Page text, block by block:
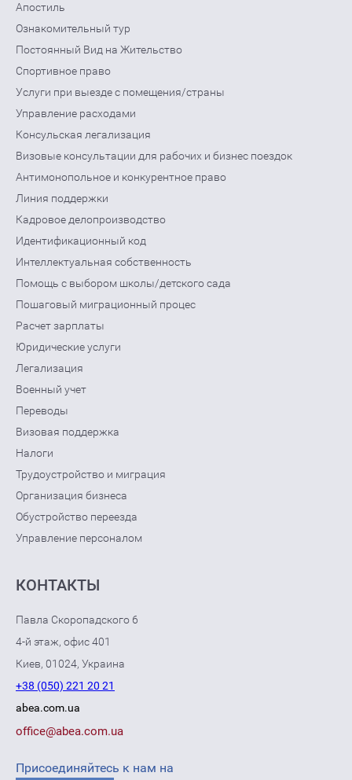
Апостиль
Ознакомительный тур
Постоянный Вид на Жительство
Спортивное право
Услуги при выезде с помещения/страны
Управление расходами
Консульская легализация
Визовые консультации для рабочих и бизнес поездок
Антимонопольное и конкурентное право
Линия поддержки
Кадровое делопроизводство
Идентификационный код
Интеллектуальная собственность
Помощь с выбором школы/детского сада
Пошаговый миграционный процес
Расчет зарплаты
Юридические услуги
Легализация
Военный учет
Переводы
Визовая поддержка
Налоги
Трудоустройство и миграция
Организация бизнеса
Обустройство переезда
Управление персоналом
КОНТАКТЫ
Павла Скоропадского 6
4-й этаж, офис 401
Киев, 01024, Украина
+38 (050) 221 20 21
abea.com.ua
office@abea.com.ua
Присоединяйтесь к нам на